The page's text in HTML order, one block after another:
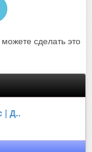
сделать это
| Д..